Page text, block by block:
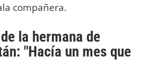
compañera.
la hermana de
"Hacía un mes que